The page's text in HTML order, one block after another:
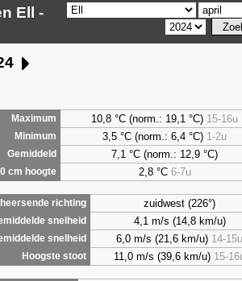
Ell -
Maximum 10,8 °C (norm.: 19,1 °C) 15-16u
Minimum 3,5 °C (norm.: 6,4 °C) 1-2u
Gemiddeld 7,1 °C (norm.: 12,9 °C)
cm hoogte 2,8°C 6-7u
richting zuidwest (226°)
snelheid 4,1 m/s (14,8 km/u)
snelheid 6,0 m/s (21,6 km/u) 14-15u
Hoogste stoot 11,0 m/s (39,6 km/u) 15-